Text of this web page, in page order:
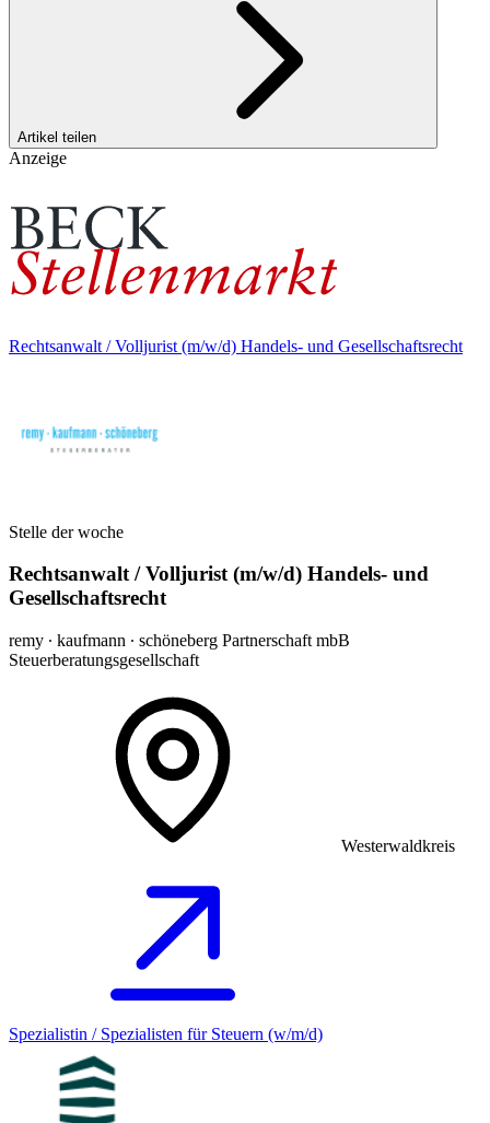
Artikel teilen
Anzeige
Rechtsanwalt / Volljurist (m/w/d) Handels- und Gesellschaftsrecht
Stelle der woche
Rechtsanwalt / Volljurist (m/w/d) Handels- und
Gesellschaftsrecht
remy ∙ kaufmann ∙ schöneberg Partnerschaft mbB
Steuerberatungsgesellschaft
Westerwaldkreis
Spezialistin / Spezialisten für Steuern (w/m/d)